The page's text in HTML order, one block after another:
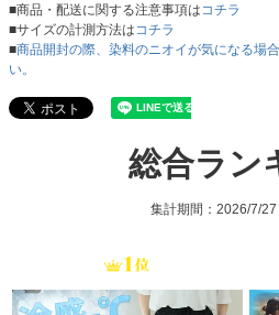
■商品・配送に関する注意事項は コチラ
■サイズの計測方法は コチラ
■商品開封の際、染料のニオイが気になる場
い。
総合ラン
集計期間：2026/7/